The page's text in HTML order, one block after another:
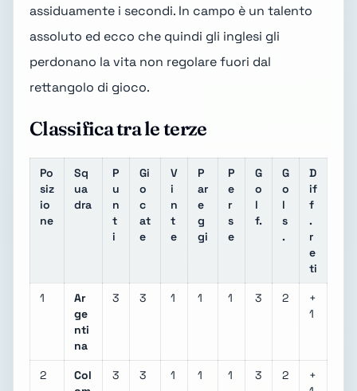
assiduamente i secondi. In campo è un talento
assoluto ed ecco che quindi gli inglesi gli
perdonano la vita non regolare fuori dal
rettangolo di gioco.
Classifica tra le terze
Po
siz
io
ne
Sq
ua
dra
P
u
n
t
i
Gi
o
c
at
e
V
i
n
t
e
P
ar
e
g
gi
P
e
r
s
e
G
o
l
f.
G
o
l
s
.
D
if
f
.
r
e
ti
1
Ar
ge
nti
na
3 3 1 1 1 3 2
+
1
2
Col
3 3 1 1 1 3 2
+